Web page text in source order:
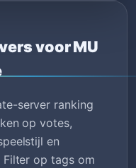
voor MU
server ranking
op votes,
en
Filter op tags om